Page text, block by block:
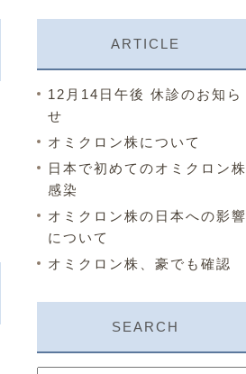
ARTICLE
12月14日午後 休診のお知ら
せ
オミクロン株について
日本で初めてのオミクロン株
感染
オミクロン株の日本への影響
について
オミクロン株、豪でも確認
SEARCH